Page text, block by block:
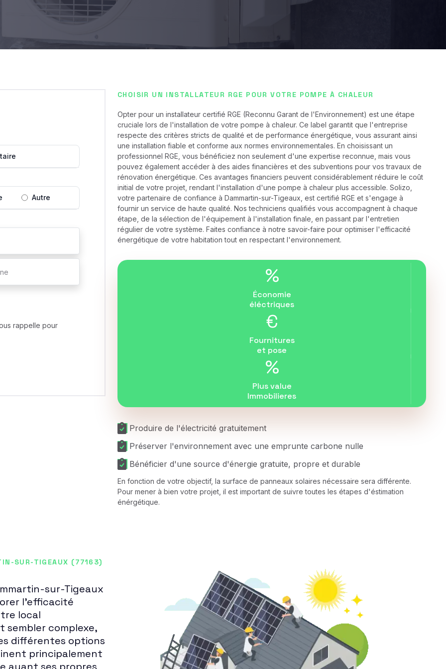
CHOISIR UN INSTALLATEUR RGE POUR VOTRE POMPE À CHALEUR
Opter pour un installateur certifié RGE (Reconnu Garant de l'Environnement) est une étape
cruciale lors de l'installation de votre pompe à chaleur. Ce label garantit que l'entreprise
respecte des critères stricts de qualité et de performance énergétique, vous assurant ainsi
une installation fiable et conforme aux normes environnementales. En choisissant un
professionnel RGE, vous bénéficiez non seulement d'une expertise reconnue, mais vous
pouvez également accéder à des aides financières et des subventions pour vos travaux de
rénovation énergétique. Ces avantages financiers peuvent considérablement réduire le coût
initial de votre projet, rendant l'installation d'une pompe à chaleur plus accessible. Solizo,
votre partenaire de confiance à Dammartin-sur-Tigeaux, est certifié RGE et s'engage à
fournir un service de haute qualité. Nos techniciens qualifiés vous accompagnent à chaque
étape, de la sélection de l'équipement à l'installation finale, en passant par l'entretien
régulier de votre système. Faites confiance à notre savoir-faire pour optimiser l'efficacité
énergétique de votre habitation tout en respectant l'environnement.
%
Économie
éléctriques
€
Fournitures
et pose
%
Plus value
Immobilieres
Produire de l'électricité gratuitement
Préserver l'environnement avec une emprunte carbone nulle
Bénéficier d'une source d'énergie gratuite, propre et durable
En fonction de votre objectif, la surface de panneaux solaires nécessaire sera différente.
Pour mener à bien votre projet, il est important de suivre toutes les étapes d'éstimation
énérgétique.
Autre
rappelle pour
SUR-TIGEAUX (77163)
sur-Tigeaux
l'efficacité
local
sembler complexe,
différentes options
principalement